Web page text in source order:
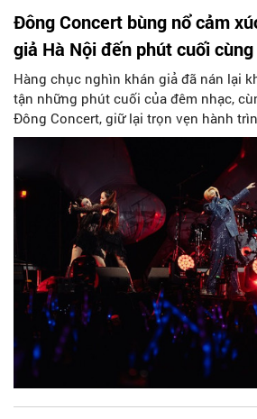
Đông Concert bùng nổ cảm
giả Hà Nội đến phút cuối cùng
Hàng chục nghìn khán giả đã nán lại
tận những phút cuối của đêm nhạc,
Đông Concert, giữ lại trọn vẹn hành
Fest 2025.